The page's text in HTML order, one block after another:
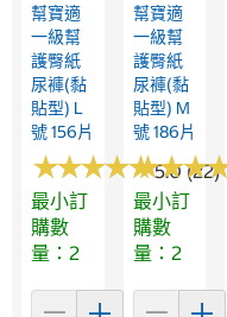
幫寶適
一級幫
護臀紙
尿褲(黏
貼型) L
號 156片
★★★★★
★★★★★5.0 (22)
最小訂
購數
量：2
幫寶適
一級幫
護臀紙
尿褲(黏
貼型) M
號 186片
★★★
★★★
最小訂
購數
量：2